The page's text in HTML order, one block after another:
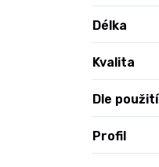
Délka
Kvalita
Dle použití
Profil